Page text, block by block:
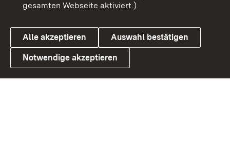
Link zum Landesportal
Datenschutz
Cookies
gesamten Webseite aktiviert.)
Alle akzeptieren Auswahl bestätigen
Notwendige akzeptieren